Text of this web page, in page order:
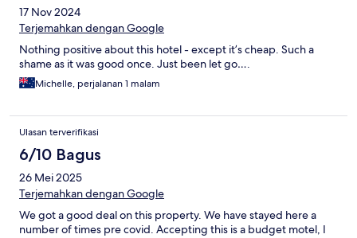
17 Nov 2024
Terjemahkan dengan Google
Nothing positive about this hotel - except it’s cheap. Such a
shame as it was good once. Just been let go….
Michelle, perjalanan 1 malam
Ulasan terverifikasi
6/10 Bagus
26 Mei 2025
Terjemahkan dengan Google
We got a good deal on this property. We have stayed here a
number of times pre covid. Accepting this is a budget motel, I